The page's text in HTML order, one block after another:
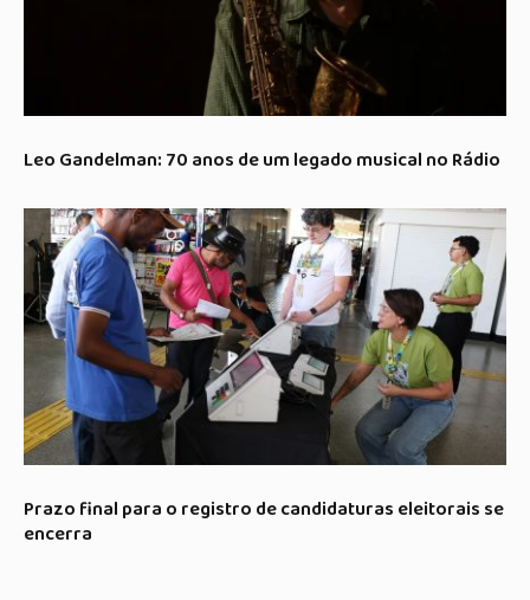
Leo Gandelman: 70 anos de um legado musical no Rádio
Prazo final para o registro de candidaturas eleitorais se
encerra